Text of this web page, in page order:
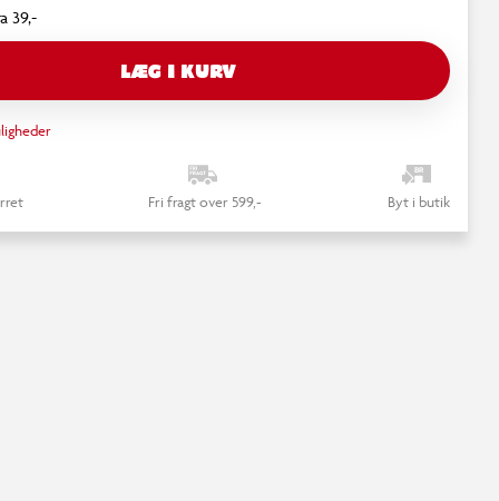
39,-
LÆG I KURV
Fri fragt over 599,- Byt i butik